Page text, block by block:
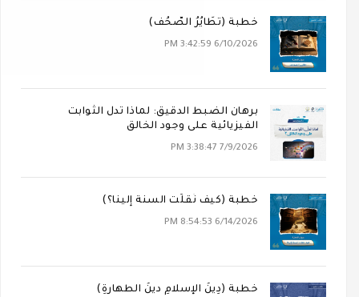
خطبة (تَطَايُرُ الصُّحُف)
6/10/2026 3:42:59 PM
برهان الضبط الدقيق: لماذا تدل الثوابت
الفيزيائية على وجود الخالق
7/9/2026 3:38:47 PM
خطبة (كيف نُقلَت السنة إلينا؟)
6/14/2026 8:54:53 PM
خطبة (دِينُ الإسلامِ دينُ الطهارةِ)